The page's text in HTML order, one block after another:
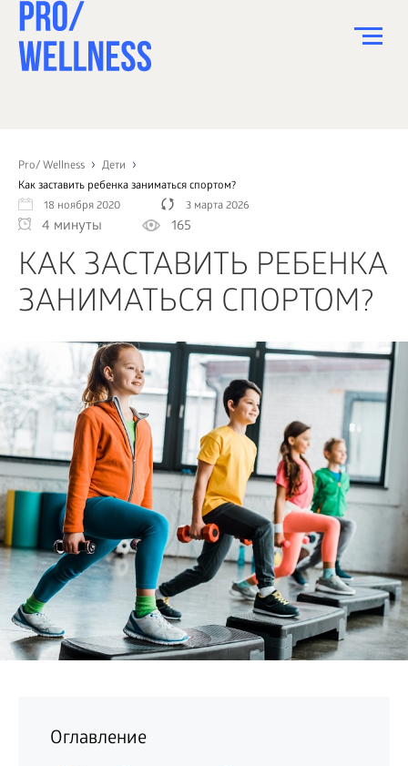
Pro/ Wellness
Дети
Как заставить ребенка заниматься спортом?
18 ноября 2020
3 марта 2026
4 минуты 165
КАК ЗАСТАВИТЬ РЕБЕНКА
ЗАНИМАТЬСЯ СПОРТОМ?
Оглавление
СПОРТ
ЗДОРОВЬЕ
КРАСОТА
ПСИХОЛОГИЯ
ДЕТИ
ДОМ
КАК?
БИЗНЕС